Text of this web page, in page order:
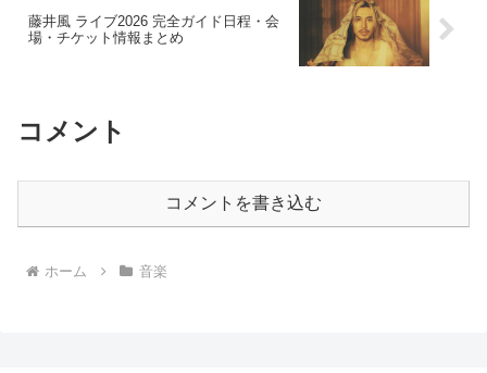
藤井風 ライブ2026 完全ガイド日程・会
場・チケット情報まとめ
コメント
コメントを書き込む
ホーム 音楽